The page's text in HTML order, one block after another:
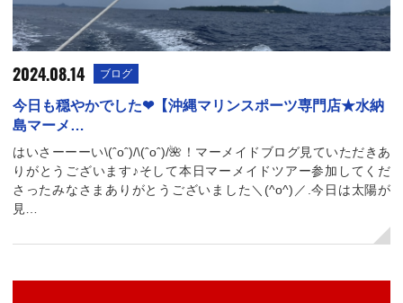
2024.08.14 ブログ
今日も穏やかでした❤︎【沖縄マリンスポーツ専門店★水納
島マーメ…
はいさーーーい\(ˆoˆ)/\(ˆoˆ)/🌺！マーメイドブログ見ていただきあ
りがとうございます♪そして本日マーメイドツアー参加してくだ
さったみなさまありがとうございました＼(^o^)／.今日は太陽が
見…